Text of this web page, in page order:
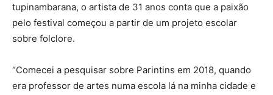
tupinambarana, o artista de 31 anos conta que a paixão
pelo festival começou a partir de um projeto escolar
sobre folclore.
“Comecei a pesquisar sobre Parintins em 2018, quando
era professor de artes numa escola lá na minha cidade e